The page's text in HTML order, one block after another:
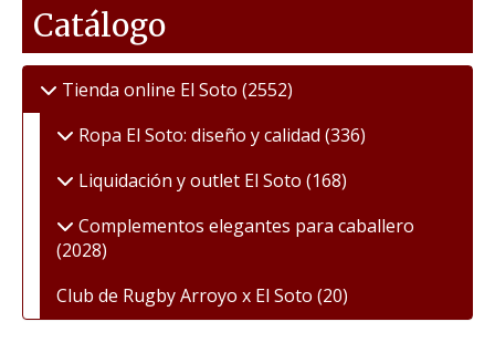
Catálogo
Tienda online El Soto (2552)
Ropa El Soto: diseño y calidad (336)
Liquidación y outlet El Soto (168)
Complementos elegantes para caballero
(2028)
Club de Rugby Arroyo x El Soto (20)